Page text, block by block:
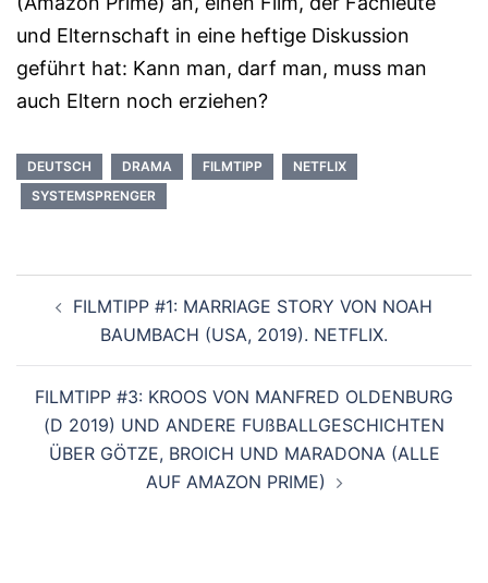
und Elternschaft in eine heftige Diskussion
geführt hat: Kann man, darf man, muss man
auch Eltern noch erziehen?
DEUTSCH DRAMA FILMTIPP
NETFLIX
SYSTEMSPRENGER
FILMTIPP #1: MARRIAGE STORY VON NOAH
BAUMBACH (USA, 2019). NETFLIX.
FILMTIPP #3: KROOS VON MANFRED OLDENBURG
(D 2019) UND ANDERE FUßBALLGESCHICHTEN
ÜBER GÖTZE, BROICH UND MARADONA (ALLE
AUF AMAZON PRIME)